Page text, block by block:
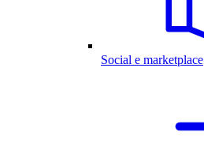
Social e marketplace